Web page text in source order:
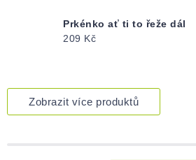
Prkénko ať ti to řeže dál
209 Kč
Zobrazit více produktů